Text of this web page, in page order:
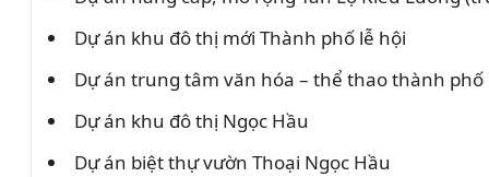
Dự án khu đô thị mới Thành phố lễ hội
Dự án trung tâm văn hóa – thể thao thành phố
Dự án khu đô thị Ngọc Hầu
Dự án biệt thự vườn Thoại Ngọc Hầu